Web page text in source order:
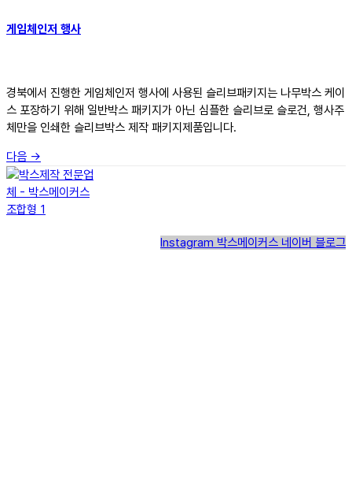
게임체인저 행사
경북에서 진행한 게임체인저 행사에 사용된 슬리브패키지는 나무박스 케이
스 포장하기 위해 일반박스 패키지가 아닌 심플한 슬리브로 슬로건, 행사주
체만을 인쇄한 슬리브박스 제작 패키지제품입니다.
다음 →
Instagram 박스메이커스 네이버 블로그